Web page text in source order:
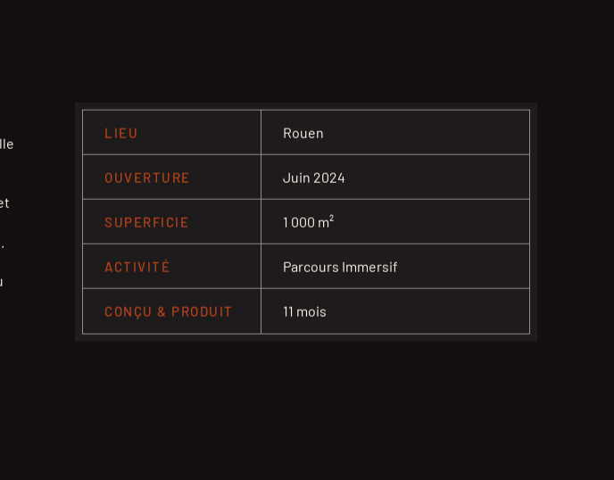
LIEU Rouen
OUVERTURE Juin 2024
SUPERFICIE 1 000 m²
ACTIVITÉ Parcours Immersif
CONÇU & PRODUIT 11 mois